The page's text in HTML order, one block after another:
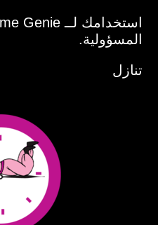
المسؤولية.
تنازل